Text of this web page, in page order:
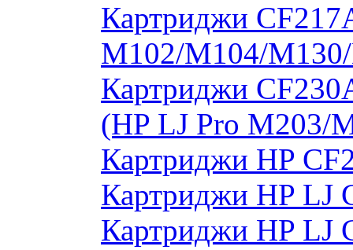
Картриджи
M102/M104/
Картриджи
(HP LJ Pro M203/
Картриджи HP
Картриджи HP LJ
Картриджи HP LJ